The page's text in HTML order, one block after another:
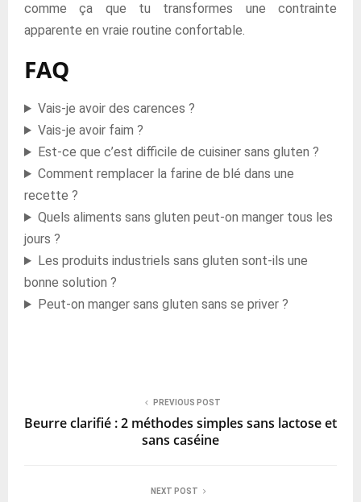
comme ça que tu transformes une contrainte
apparente en vraie routine confortable.
FAQ
Vais-je avoir des carences ?
Vais-je avoir faim ?
Est-ce que c’est difficile de cuisiner sans gluten ?
Comment remplacer la farine de blé dans une
recette ?
Quels aliments sans gluten peut-on manger tous les
jours ?
Les produits industriels sans gluten sont-ils une
bonne solution ?
Peut-on manger sans gluten sans se priver ?
PREVIOUS POST
Beurre clarifié : 2 méthodes simples sans lactose et
sans caséine
NEXT POST